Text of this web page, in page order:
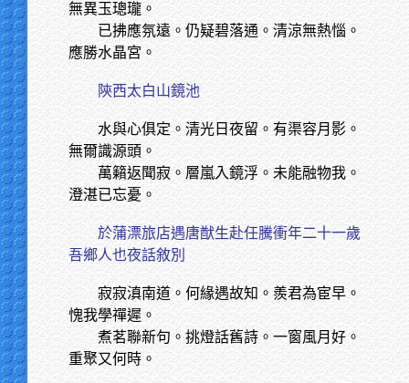
無異玉璁瓏。
已拂應氛遠。仍疑碧落通。清涼無熱惱。
應勝水晶宮。
陝西太白山鏡池
水與心俱定。清光日夜留。有渠容月影。
無爾識源頭。
萬籟返聞寂。層嵐入鏡浮。未能融物我。
澄湛已忘憂。
於蒲漂旅店遇唐猷生赴任騰衝年二十一歲
吾鄉人也夜話敘別
寂寂滇南道。何緣遇故知。羨君為宦早。
愧我學禪遲。
煮茗聯新句。挑燈話舊詩。一窗風月好。
重聚又何時。